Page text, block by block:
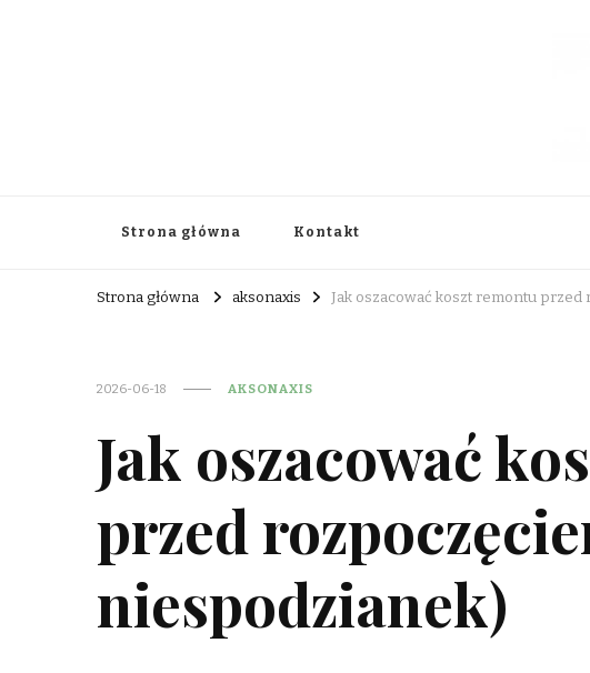
Strona główna Kontakt
Strona główna aksonaxis Jak oszacować koszt remontu
2026-06-18 AKSONAXIS
Jak oszacować
przed
niespodzianek)